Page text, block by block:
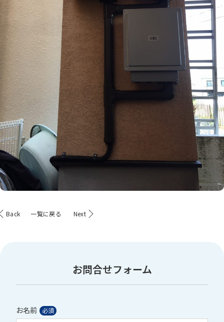
Back 一覧に戻る Next
お問合せフォーム
お名前